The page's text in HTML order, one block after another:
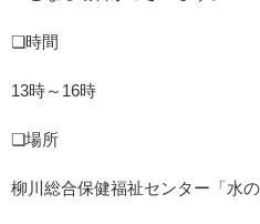
❏時間
13時～16時
❏場所
柳川総合保健福祉センター「水